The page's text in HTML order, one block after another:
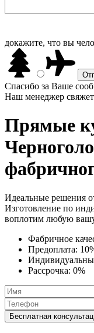
докажите, что вы
Спасибо за Ваше
Наш менеджер
Прямые
Идеальные решения
Изготовление по
воплотим любую
Фабричное
Предоплата:
Рассрочка: 0%